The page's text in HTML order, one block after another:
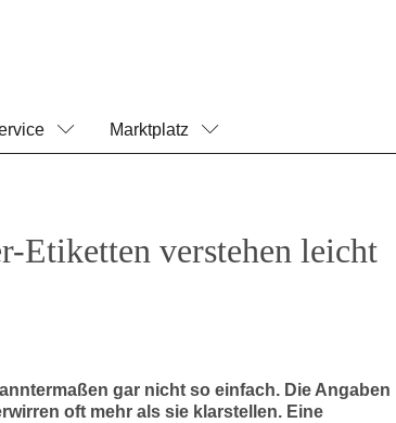
Marktplatz
Etiketten verstehen leicht
gar nicht so einfach. Die Angaben
oft mehr als sie klarstellen. Eine